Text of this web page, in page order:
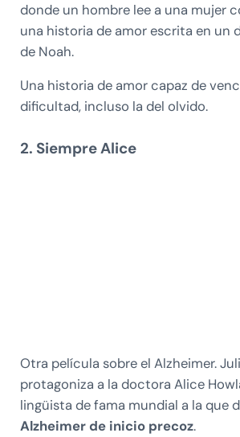
donde un hombre lee a una mujer
una historia de amor escrita en un
de Noah.
Una historia de amor capaz de
dificultad, incluso la del olvido.
2. Siempre Alice
Otra película sobre el Alzheimer.
protagoniza a la doctora Alice
lingüista de fama mundial a la que
Alzheimer de inicio precoz.